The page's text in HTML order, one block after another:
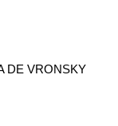
DE VRONSKY